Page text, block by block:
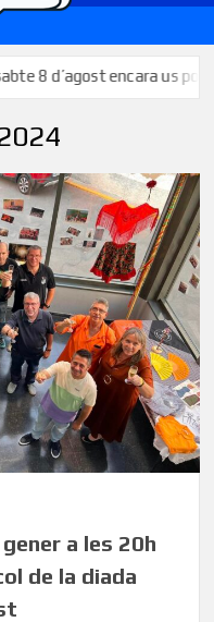
d’agost encara us podeu
a les 20h
de la diada